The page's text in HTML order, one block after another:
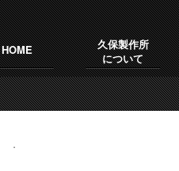
HOME
久保製作所
について
.